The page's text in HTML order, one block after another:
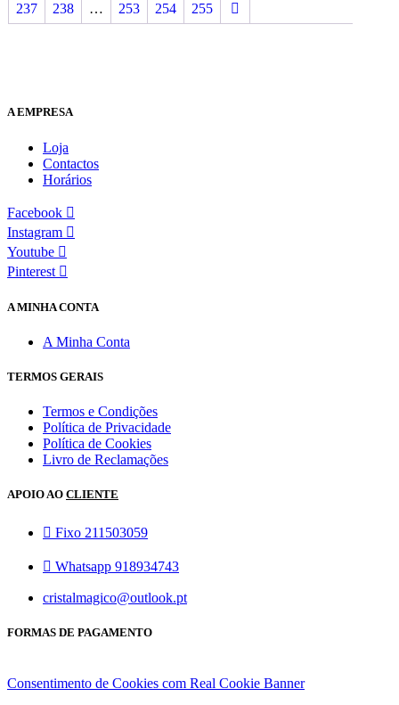
237
238 … 253 254 255
A EMPRESA
Loja
Contactos
Horários
Facebook
Instagram
Youtube
Pinterest
A MINHA CONTA
A Minha Conta
TERMOS GERAIS
Termos e Condições
Política de Privacidade
Política de Cookies
Livro de Reclamações
APOIO AO CLIENTE
Fixo 211503059
Whatsapp 918934743
cristalmagico@outlook.pt
FORMAS DE PAGAMENTO
Consentimento de Cookies com Real Cookie Banner